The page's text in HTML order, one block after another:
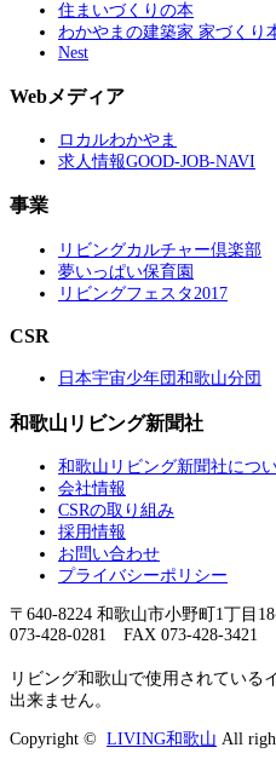
住まいづくりの本
わかやまの建築家 家づくり
Nest
Webメディア
ロカルわかやま
求人情報GOOD-JOB-NAVI
事業
リビングカルチャー倶楽部
夢いっぱい保育園
リビングフェスタ2017
CSR
日本宇宙少年団和歌山分団
和歌山リビング新聞社
和歌山リビング新聞社につ
会社情報
CSRの取り組み
採用情報
お問い合わせ
プライバシーポリシー
〒640-8224 和歌山市小野町1丁
073-428-0281 FAX 073-428-3421
リビング和歌山で使用されている
出来ません。
Copyright © LIVING和歌山 All